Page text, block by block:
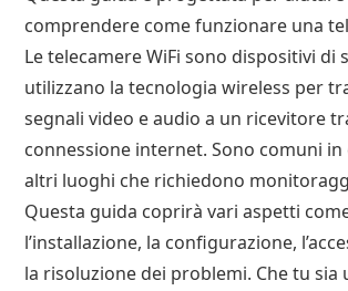
comprendere come funzionare una
Le telecamere WiFi sono dispositivi di
utilizzano la tecnologia wireless per
segnali video e audio a un ricevitore
connessione internet. Sono comuni in
altri luoghi che richiedono
Questa guida coprirà vari aspetti
l’installazione, la configurazione,
la risoluzione dei problemi. Che tu